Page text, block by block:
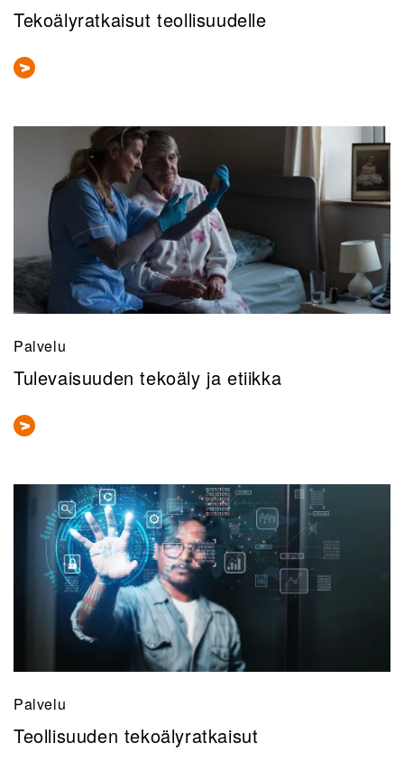
Tekoälyratkaisut teollisuudelle
Palvelu
Tulevaisuuden tekoäly ja etiikka
Palvelu
Teollisuuden tekoälyratkaisut